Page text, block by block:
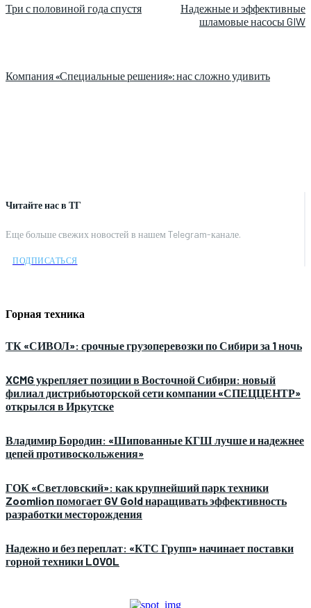
Читайте нас в ТГ
Еще больше свежих новостей в нашем Telegram-канале.
ПОДПИСАТЬСЯ
Горная техника
ТК «СИВОЛ»: срочные грузоперевозки по Сибири за 1 ночь
XCMG укрепляет позиции в Восточной Сибири: новый
филиал дистрибьюторской сети компании «СПЕЦЦЕНТР»
открылся в Иркутске
Владимир Бородин: «Шипованные КГШ лучше и надежнее
цепей противоскольжения»
ГОК «Светловский»: как крупнейший парк техники
Zoomlion помогает GV Gold наращивать эффективность
разработки месторождения
Надежно и без переплат: «КТС Групп» начинает поставки
горной техники LOVOL
Три с половиной года спустя
Надежные и эффективные
шламовые насосы GIW
Компания «Специальные решения»: нас сложно удивить